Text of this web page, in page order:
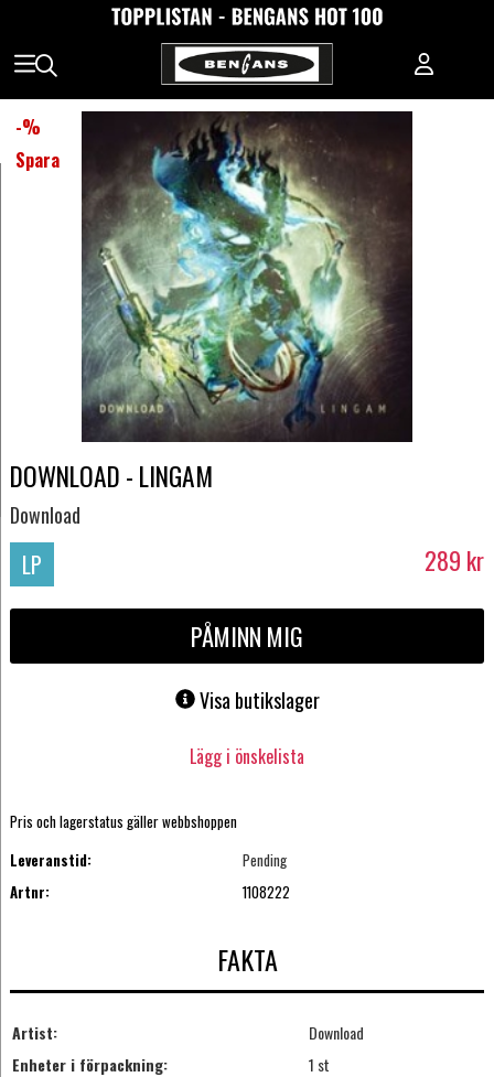
-%
Spara
DOWNLOAD - LINGAM
Download
LP 289 kr
PÅMINN MIG
Visa butikslager
Lägg i önskelista
Pris och lagerstatus gäller webbshoppen
Leveranstid:
Pending
Artnr:
1108222
FAKTA
Artist:
Download
Enheter i förpackning:
1 st